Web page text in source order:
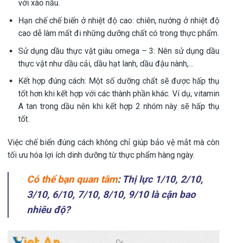
với xào nấu.
Hạn chế chế biến ở nhiệt độ cao: chiên, nướng ở nhiệt độ
cao dễ làm mất đi những dưỡng chất có trong thực phẩm.
Sử dụng dầu thực vật giàu omega – 3: Nên sử dụng dầu
thực vật như dầu cải, dầu hạt lanh, dầu đậu nành,…
Kết hợp đúng cách: Một số dưỡng chất sẽ được hấp thụ
tốt hơn khi kết hợp với các thành phần khác. Ví dụ, vitamin
A tan trong dầu nên khi kết hợp 2 nhóm này sẽ hấp thụ
tốt.
Việc chế biến đúng cách không chỉ giúp bảo vệ mắt mà còn
tối ưu hóa lợi ích dinh dưỡng từ thực phẩm hàng ngày.
Có thể bạn quan tâm: Thị lực 1/10, 2/10,
3/10, 6/10, 7/10, 8/10, 9/10 là cận bao
nhiêu độ?